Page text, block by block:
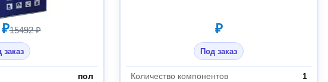
15492 ₽
заказ
пол
₽
Под заказ
Количество компонентов
1